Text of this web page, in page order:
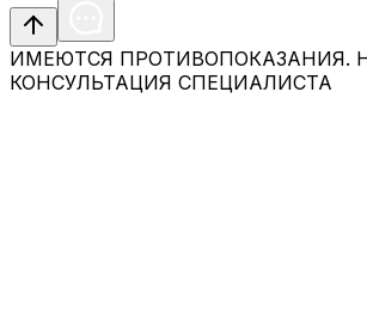
ИМЕЮТСЯ ПРОТИВОПОКАЗАНИЯ.
КОНСУЛЬТАЦИЯ СПЕЦИАЛИСТА